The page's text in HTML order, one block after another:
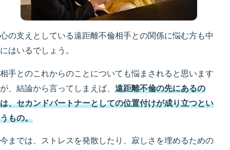
心の支えとしている遠距離不倫相手との関係に悩む方も中
にはいるでしょう。
相手とのこれからのことについても悩まされると思います
が、結論から言ってしまえば、 遠距離不倫の先にあるの
は、セカンドパートナーとしての位置付けが成り立つとい
うもの。
今までは、ストレスを発散したり、寂しさを埋めるための